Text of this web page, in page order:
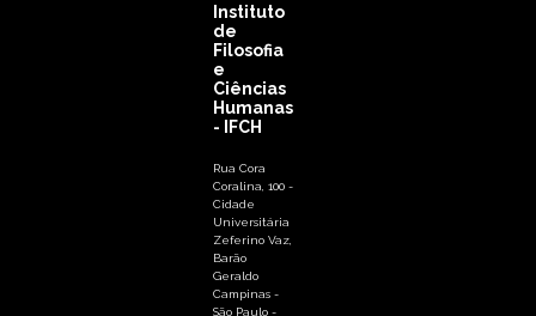
Instituto
de
Filosofia
e
Ciências
Humanas
- IFCH
Rua Cora
Coralina, 100 -
Cidade
Universitária
Zeferino Vaz,
Barão
Geraldo
Campinas -
São Paulo -